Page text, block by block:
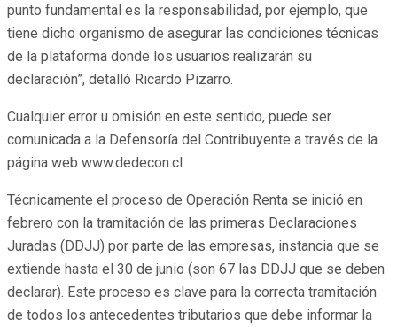
punto fundamental es la responsabilidad, por ejemplo, que
tiene dicho organismo de asegurar las condiciones técnicas
de la plataforma donde los usuarios realizarán su
declaración”, detalló Ricardo Pizarro.
Cualquier error u omisión en este sentido, puede ser
comunicada a la Defensoría del Contribuyente a través de la
página web www.dedecon.cl
Técnicamente el proceso de Operación Renta se inició en
febrero con la tramitación de las primeras Declaraciones
Juradas (DDJJ) por parte de las empresas, instancia que se
extiende hasta el 30 de junio (son 67 las DDJJ que se deben
declarar). Este proceso es clave para la correcta tramitación
de todos los antecedentes tributarios que debe informar la